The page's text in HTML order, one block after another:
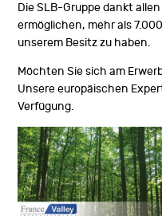
Die SLB-Gruppe dankt
ermöglichen, mehr als
unserem Besitz zu haben.
Möchten Sie sich am
Unsere europäischen
Verfügung.